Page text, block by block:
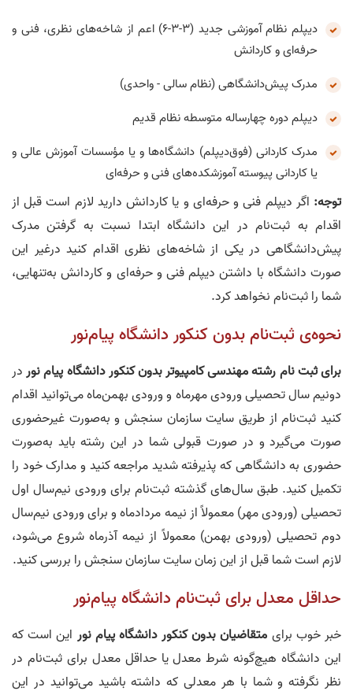
دیپلم نظام آموزشی جدید (3-3-6) اعم از شاخه‌های نظری، فنی و
حرفه‌ای و کاردانش
مدرک پیش‌دانشگاهی (نظام سالی - واحدی)
دیپلم دوره چهارساله متوسطه نظام قدیم
مدرک کاردانی (فوق‌دیپلم) دانشگاه‌ها و یا مؤسسات آموزش عالی و
یا کاردانی پیوسته آموزشکده‌های فنی و حرفه‌ای
توجه: اگر دیپلم فنی و حرفه‌ای و یا کاردانش دارید لازم است قبل از
اقدام به ثبت‌نام در این دانشگاه ابتدا نسبت به گرفتن مدرک
پیش‌دانشگاهی در یکی از شاخه‌های نظری اقدام کنید درغیر این
صورت دانشگاه با داشتن دیپلم فنی و حرفه‌ای و کاردانش به‌تنهایی،
شما را ثبت‌نام نخواهد کرد.
نحوه‌ی ثبت‌نام بدون کنکور دانشگاه پیام‌نور
برای ثبت‌ نام رشته مهندسی کامپیوتر بدون کنکور دانشگاه‌ پیام‌ نوردر
دونیم سال تحصیلی ورودی مهرماه و ورودی بهمن‌ماه می‌توانید اقدام
کنید ثبت‌نام از طریق سایت سازمان سنجش و به‌صورت غیرحضوری
صورت می‌گیرد و در صورت قبولی شما در این رشته باید به‌صورت
حضوری به دانشگاهی که پذیرفته شدید مراجعه کنید و مدارک خود را
تکمیل کنید. طبق سال‌های گذشته ثبت‌نام برای ورودی نیم‌سال‌ اول
تحصیلی (ورودی مهر) معمولاً از نیمه مردادماه و برای ورودی نیم‌سال
دوم تحصیلی (ورودی بهمن) معمولاً از نیمه آذرماه شروع می‌شود،
لازم است شما قبل از این زمان سایت سازمان سنجش را بررسی کنید.
حداقل معدل برای ثبت‌نام دانشگاه پیام‌نور
خبر خوب برای متقاضیان بدون کنکور دانشگاه پیام‌ نور این است که
این دانشگاه هیچ‌گونه شرط معدل یا حداقل معدل برای ثبت‌نام در
نظر نگرفته و شما با هر معدلی که داشته باشید می‌توانید در این